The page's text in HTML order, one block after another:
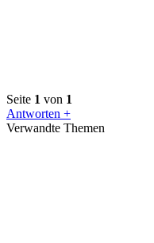
Seite 1 von 1
Antworten +
Verwandte Themen